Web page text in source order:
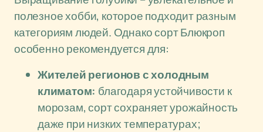
полезное хобби, которое подходит разным
категориям людей. Однако сорт Блюкроп
особенно рекомендуется для:
Жителей регионов с холодным
климатом: благодаря устойчивости к
морозам, сорт сохраняет урожайность
даже при низких температурах;